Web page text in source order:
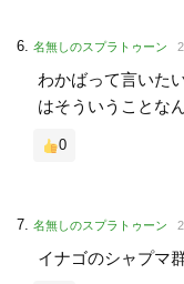
名無しのスプラトゥーン
わかばって言いた
はそういうことな
0
名無しのスプラトゥーン
イナゴのシャプマ